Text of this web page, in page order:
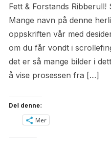
Fett & Forstands
Mange navn på denne
oppskriften vår med
om du får vondt i
det er så mange bilder i
å vise prosessen fra […]
Del denne:
Mer